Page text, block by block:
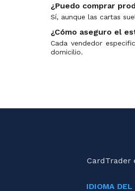
¿Puedo comprar
Sí, aunque las cartas
¿Cómo aseguro el
Cada vendedor
domicilio.
CardTrader
IDIOMA